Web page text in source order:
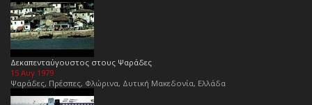
Δεκαπενταύγουστος στους Ψαράδες
15 Αυγ 1979
Ψαράδες, Πρέσπες, Φλώρινα, Δυτική Μακεδονία, Ελλάδα